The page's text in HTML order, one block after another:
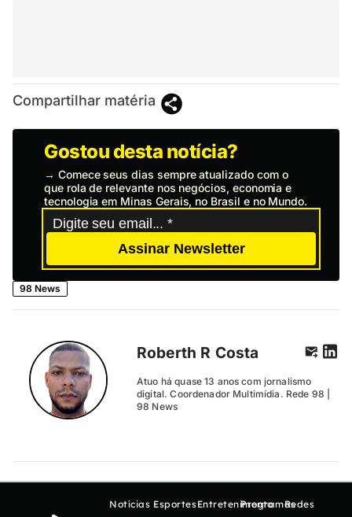
Compartilhar matéria
Gostou desta notícia?
→ Comece seus dias sempre atualizado com o
que rola de relevante nos negócios, economia e
tecnologia em Minas Gerais, no Brasil e no Mundo.
Assinar Newsletter
98 News
Roberth R Costa
Atuo há quase 13 anos com jornalismo
digital. Coordenador Multimídia. Rede 98 |
98 News
Notícias EsportesEntretenimento
ProgramasRedes